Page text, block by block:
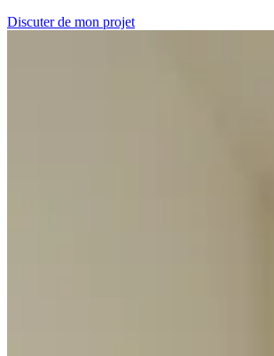
Discuter de mon projet